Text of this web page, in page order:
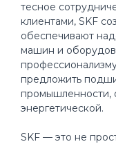
тесное
клиентами, SKF
обеспечивают
машин и
предложить
промышленности,
энергетической.
SKF — это не